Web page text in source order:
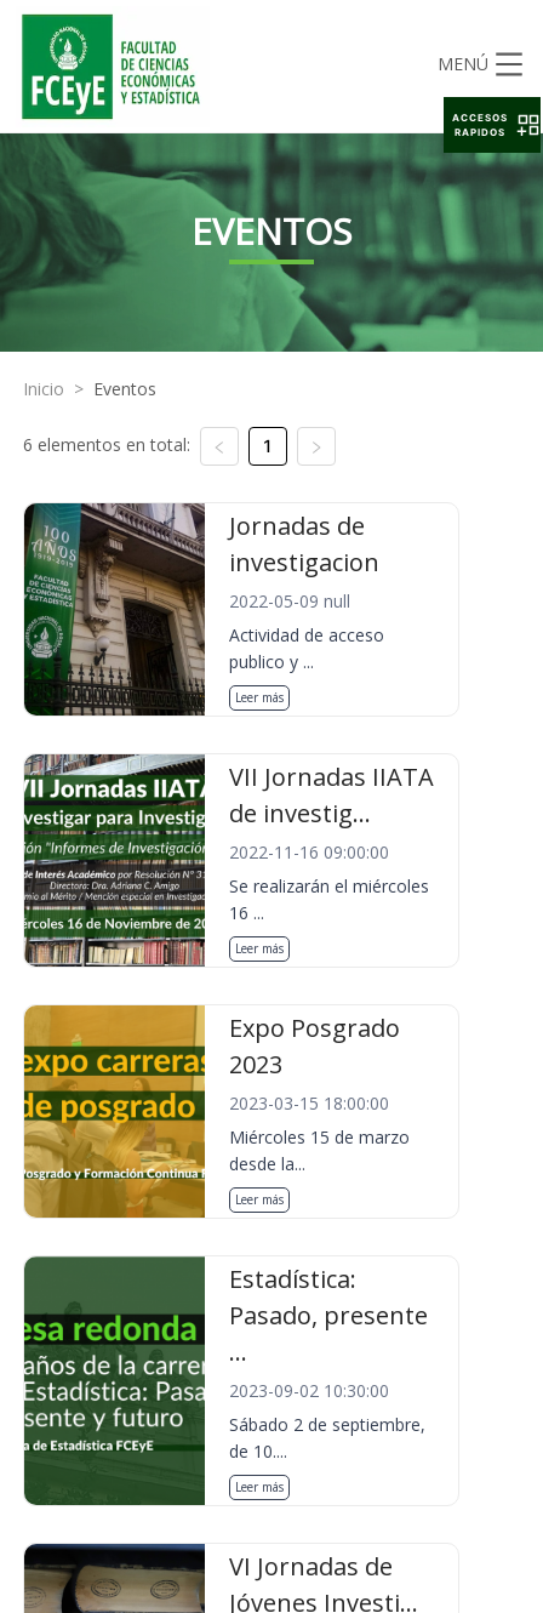
MENÚ
EVENTOS
Inicio > Eventos
6 elementos en total: 1
Jornadas de
investigacion
2022-05-09 null
Actividad de acceso
publico y ...
Leer más
VII Jornadas IIATA
de investig...
2022-11-16 09:00:00
Se realizarán el miércoles
16 ...
Leer más
Expo Posgrado
2023
2023-03-15 18:00:00
Miércoles 15 de marzo
desde la...
Leer más
Estadística:
Pasado, presente
...
2023-09-02 10:30:00
Sábado 2 de septiembre,
de 10....
Leer más
VI Jornadas de
Jóvenes Investi...
ACCESOS
RAPIDOS